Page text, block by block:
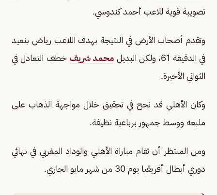
تصويبة قوية للاعب أحمد كندوسي.
وتقدم أصحاب الأرض في النتيجة بهدف اللاعب رياض بنعيد
في الدقيقة 61، ولكن البديل
محمد شريف خطف التعادل في
الثواني الأخيرة.
وكان الأهلي قد نجح في تحقيق خلال مواجهة الذهاب على
ملبعه ووسط جمهور برباعية نظيفة.
ومن المنتظر أن تقام مباراة الأهلي والوداد المغربي في نهائي
دوري أبطال أفريقيا يوم 30 من شهر مايو الجاري.